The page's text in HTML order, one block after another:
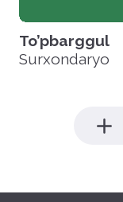
To’pbarggul
Surxondaryo